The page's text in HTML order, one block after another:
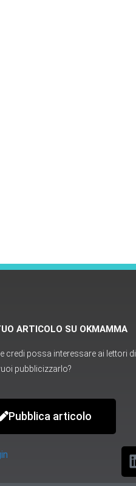
ARTICOLO SU OKMAMMA
credi possa interessare ai lettori di
pubblicizzarlo?
Pubblica articolo